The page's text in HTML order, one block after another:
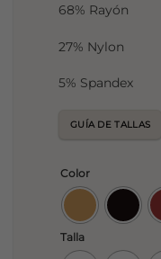
68% Rayón
27% Nylon
5% Spandex
GUÍA DE TALLAS
Color
Talla